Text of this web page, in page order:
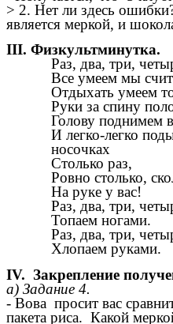
> 2. Нет ли здесь
является меркой, и
III. Физкультминутка.
Раз, два, три,
Все умеем мы
Отдыхать умеем
Руки за спину
Голову поднимем
И легко-легко
носочках
Столько раз,
Ровно столько,
На руке у вас!
Раз, два, три,
Топаем ногами.
Раз, два, три,
Хлопаем руками.
IV. Закрепление
а) Задание 4.
- Вова просит вас
пакета риса. Какой